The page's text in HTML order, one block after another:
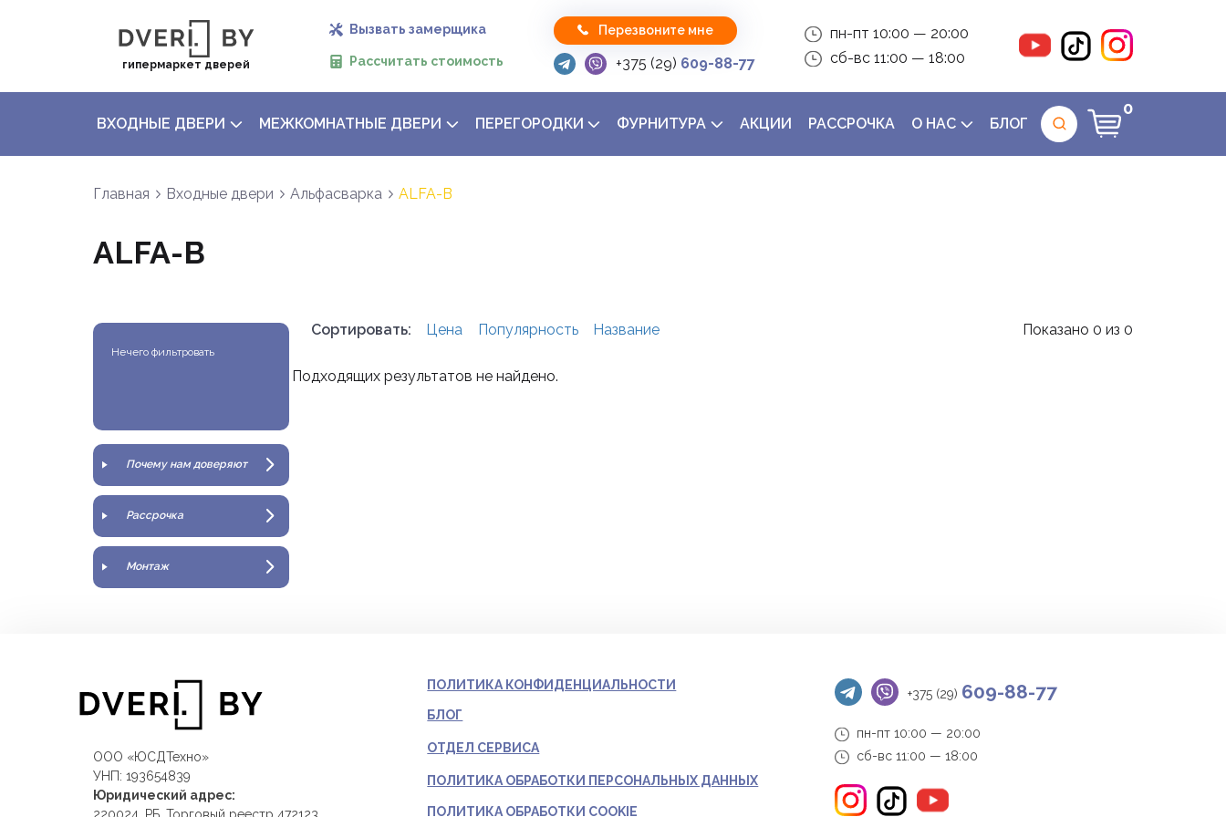
гипермаркет дверей
Вызвать замерщика
Рассчитать стоимость
Перезвоните мне
+375 (29) 609-88-77
пн-пт 10:00 — 20:00
сб-вс 11:00 — 18:00
ВХОДНЫЕ ДВЕРИ МЕЖКОМНАТНЫЕ ДВЕРИ ПЕРЕГОРОДКИ ФУРНИТУРА АКЦИИ РАССРОЧКА О НАС БЛОГ
0
Главная Входные двери Альфасварка ALFA-B
ALFA-B
Нечего фильтровать
Почему нам доверяют
Рассрочка
Монтаж
Сортировать: Цена Популярность Название Показано 0 из 0
Подходящих результатов не найдено.
ООО «ЮСДТехно»
УНП: 193654839
Юридический адрес:
220024, РБ, Торговый реестр 472123
ПОЛИТИКА КОНФИДЕНЦИАЛЬНОСТИ
БЛОГ
ОТДЕЛ СЕРВИСА
ПОЛИТИКА ОБРАБОТКИ ПЕРСОНАЛЬНЫХ ДАННЫХ
ПОЛИТИКА ОБРАБОТКИ COOKIE
+375 (29) 609-88-77
пн-пт 10:00 — 20:00
сб-вс 11:00 — 18:00